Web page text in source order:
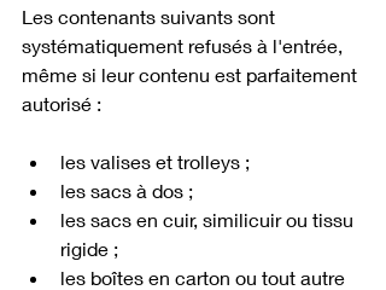
Les contenants suivants sont
systématiquement refusés à l'entrée,
même si leur contenu est parfaitement
autorisé :
les valises et trolleys ;
les sacs à dos ;
les sacs en cuir, similicuir ou tissu
rigide ;
les boîtes en carton ou tout autre